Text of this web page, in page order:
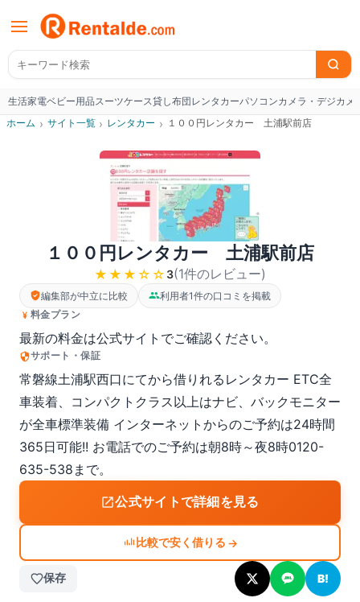
生活家電ベビー用品スーツケース貸し布団レンタカーパソコンカメラ・デジカメ
ホーム › サイト一覧 › レンタカー › １００円レンタカー 土浦駅前店
１００円レンタカー 土浦駅前店
★★★ ☆☆ 3(1件のレビュー)
編集部が中立に比較
利用者1件の口コミを掲載
料金プラン
最新の料金は公式サイトでご確認ください。
サポート・保証
常磐線土浦駅西口にてから借りれるレンタカー ETC全
車装着、コンパクトクラス以上はナビ、バックモニター
が全車標準装備 インターネットからのご予約は24時間
365日可能!! お電話でのご予約は朝8時～夜8時0120-
635-538まで。
公式サイトで詳細を見る
比較で安く借りる →
保存 B!